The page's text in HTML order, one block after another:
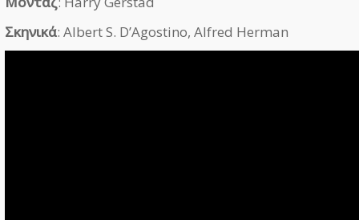
Σκηνικά: Albert S. D’Agostino, Alfred Herman